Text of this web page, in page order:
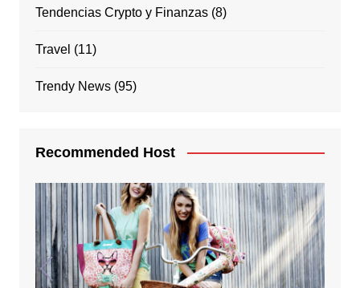
Tendencias Crypto y Finanzas(8)
Travel (11)
Trendy News(95)
Recommended Host